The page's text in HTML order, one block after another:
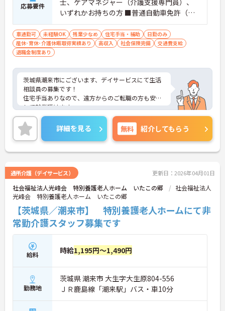
応募要件
士、ケアマネジャー（介護支援専門員）、
いずれかお持ちの方 ■普通自動車免許（マ
ニュアル車運転できる方） ※相談員経験が
あれば尚良し
車通勤可 未経験OK 残業少なめ 住宅手当・補助
日勤のみ
産休･育休･介護休暇取得実績あり
高収入 社会保険完備
交通費支給
退職金制度あり
茨城県潮来市にございます、デイサービスにて生活
相談員の募集です！
住宅手当ありなので、遠方からのご転職の方も安心
して就業頂けます。
残業少なめで、福利厚生も充実していますので、長
く続けられる環境です。
ご興味ある方には、面接のポイントなど、さらに詳
細をお話致しますのでお気軽にご相談ください。
詳細を見る 無料 紹介してもらう
通所介護（デイサービス） 更新日：2026年04月01日
社会福祉法人光峰会 特別養護老人ホーム いたこの郷
社会福祉法人
光峰会 特別養護老人ホーム いたこの郷
【茨城県／潮来市】 特別養護老人ホームにて非
常勤介護スタッフ募集です
給料 時給1,195円～1,490円
勤務地
茨城県 潮来市 大生字大生原804-556
ＪＲ鹿島線「潮来駅」バス・車10分